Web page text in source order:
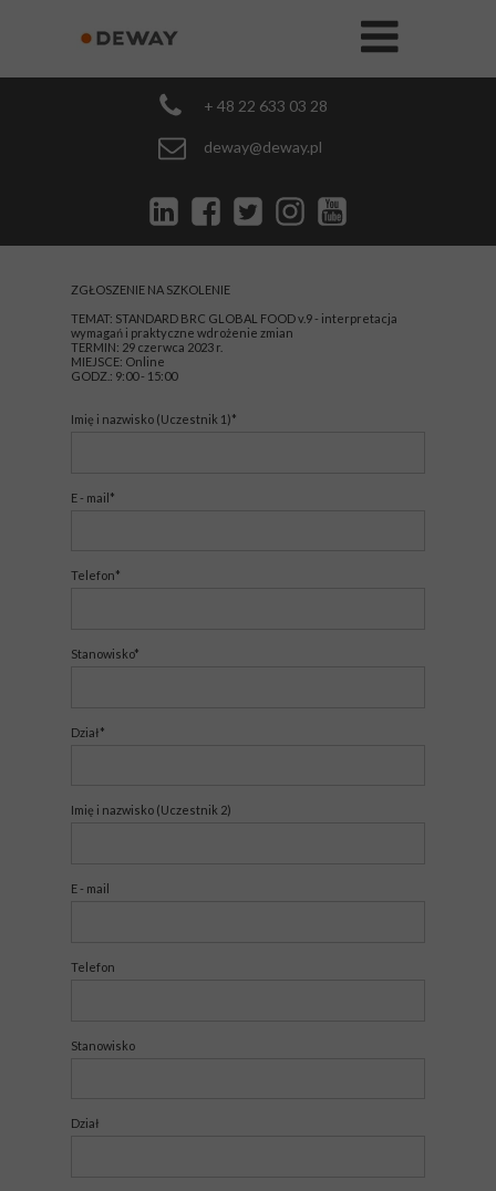
ZGŁOSZENIE NA SZKOLENIE
TEMAT: STANDARD BRC GLOBAL FOOD v.9 - interpretacja
wymagań i praktyczne wdrożenie zmian
TERMIN: 29 czerwca 2023 r.
MIEJSCE: Online
GODZ.: 9:00 - 15:00
Imię i nazwisko (Uczestnik 1)*
E - mail*
Telefon*
Stanowisko*
Dział*
Imię i nazwisko (Uczestnik 2)
E - mail
Telefon
Stanowisko
Dział
+ 48 22 633 03 28
deway@deway.pl